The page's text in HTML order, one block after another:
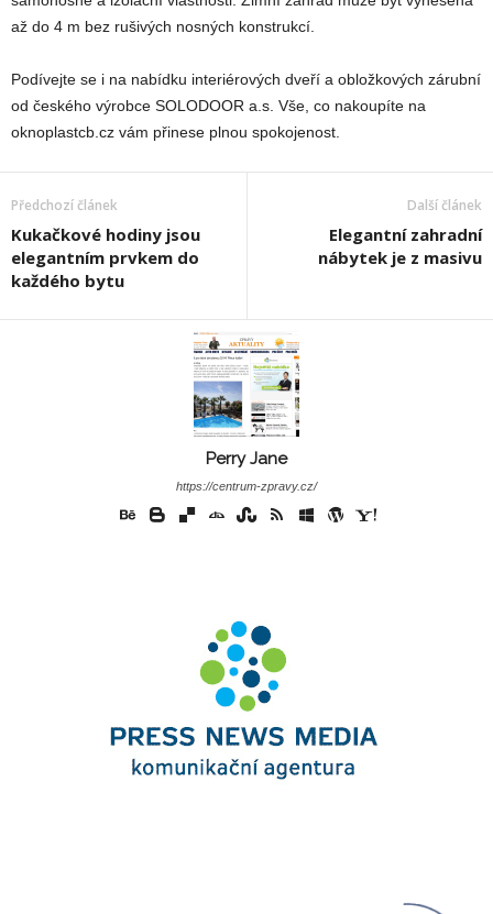
až do 4 m bez rušivých nosných konstrukcí.
Podívejte se i na nabídku interiérových dveří a obložkových zárubní
od českého výrobce SOLODOOR a.s. Vše, co nakoupíte na
oknoplastcb.cz vám přinese plnou spokojenost.
Předchozí článek
Kukačkové hodiny jsou
elegantním prvkem do
každého bytu
Další článek
Elegantní zahradní
nábytek je z masivu
Perry Jane
https://centrum-zpravy.cz/